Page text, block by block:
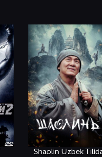
Shaolin Uzbek